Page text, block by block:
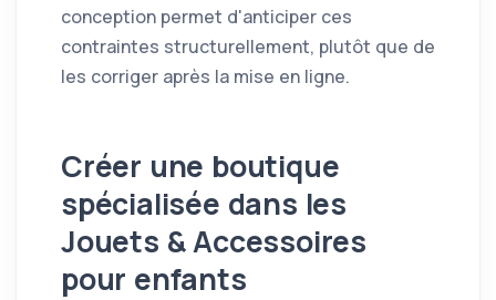
conception permet d'anticiper ces
contraintes structurellement, plutôt que de
les corriger après la mise en ligne.
Créer une boutique
spécialisée dans les
Jouets & Accessoires
pour enfants